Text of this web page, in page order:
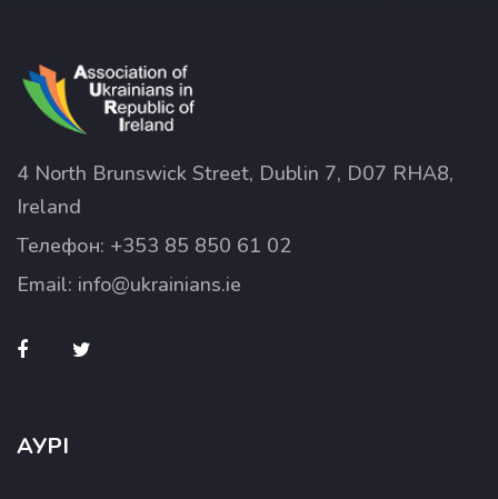
4 North Brunswick Street, Dublin 7, D07 RHA8,
Ireland
Телефон: +353 85 850 61 02
Email: info@ukrainians.ie
АУРІ